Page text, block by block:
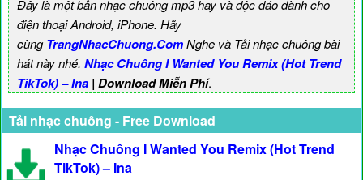
Đây là một bản nhạc chuông mp3 hay và độc đáo dành cho
điện thoại Android, iPhone. Hãy
cùngTrangNhacChuong.ComNghe và Tải nhạc chuông bài
hát này nhé. Nhạc Chuông I Wanted You Remix (Hot Trend
TikTok) – Ina | Download Miễn Phí.
Tải nhạc chuông - Free Download
Nhạc Chuông I Wanted You Remix (Hot Trend
TikTok) – Ina